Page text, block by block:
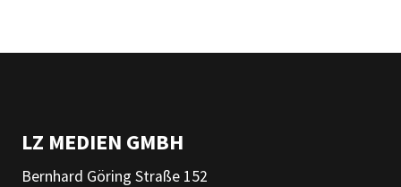
LZ MEDIEN GMBH
Bernhard Göring Straße 152